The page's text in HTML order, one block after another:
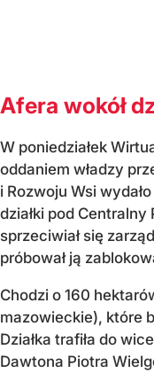
Afera wokół
W poniedziałek
oddaniem władzy
i Rozwoju Wsi
działki pod
sprzeciwiał się
próbował ją
Chodzi o 160
mazowieckie), które
Działka trafiła do
Dawtona Piotra